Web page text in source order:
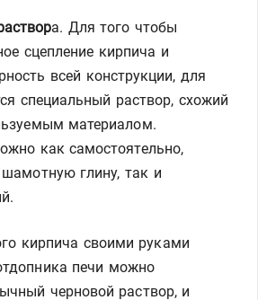
а. Для того чтобы
сцепление кирпича и
всей конструкции, для
специальный раствор, схожий
материалом.
как самостоятельно,
глину, так и
печи можно
черновой раствор, и